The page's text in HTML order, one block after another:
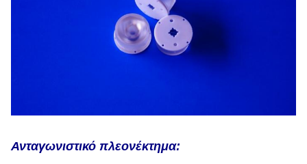
Ανταγωνιστικό πλεονέκτημα: